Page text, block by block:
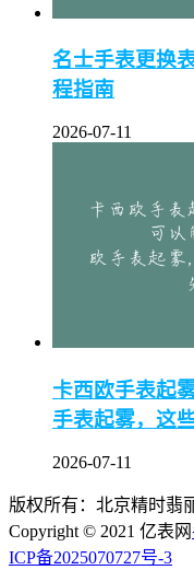
名士手表更换
程指南
2026-07-11
卡西欧手表起
手表起雾，这
2026-07-11
版权所有：北京精时翡
Copyright © 2021 亿表网
ICP备2025070727号-3